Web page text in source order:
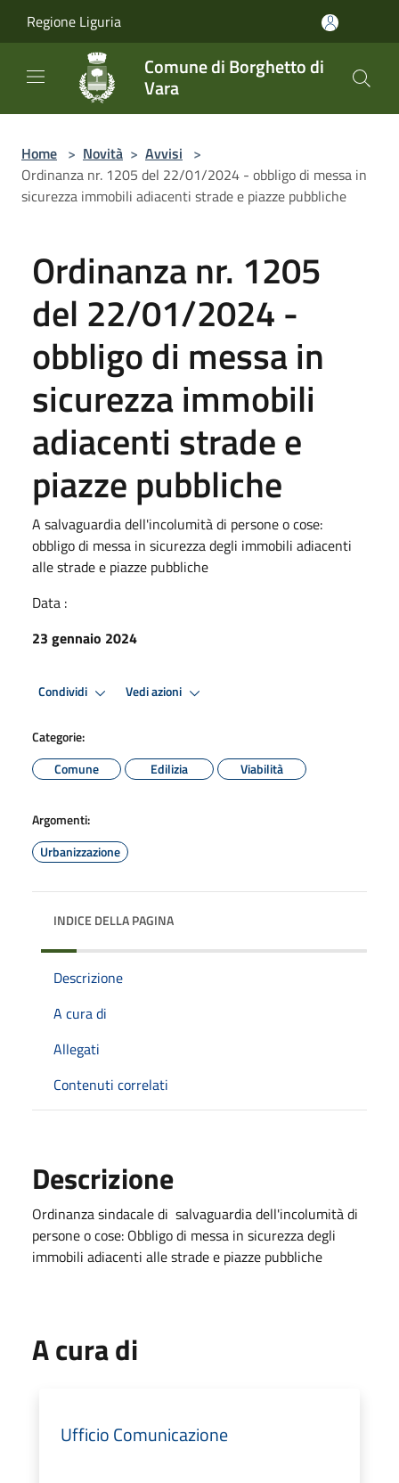
Regione Liguria
Comune di Borghetto di
Vara
Home > Novità > Avvisi >
Ordinanza nr. 1205 del 22/01/2024 - obbligo di messa in
sicurezza immobili adiacenti strade e piazze pubbliche
Ordinanza nr. 1205
del 22/01/2024 -
obbligo di messa in
sicurezza immobili
adiacenti strade e
piazze pubbliche
A salvaguardia dell'incolumità di persone o cose:
obbligo di messa in sicurezza degli immobili adiacenti
alle strade e piazze pubbliche
Data :
23 gennaio 2024
Condividi Vedi azioni
Categorie:
Comune
Edilizia Viabilità
Argomenti:
Urbanizzazione
INDICE DELLA PAGINA
Descrizione
A cura di
Allegati
Contenuti correlati
Descrizione
Ordinanza sindacale di salvaguardia dell'incolumità di
persone o cose: Obbligo di messa in sicurezza degli
immobili adiacenti alle strade e piazze pubbliche
A cura di
Ufficio Comunicazione